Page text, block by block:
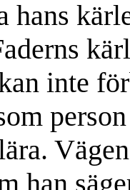
hans
inte
han